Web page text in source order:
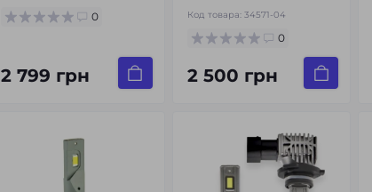
0
2 799 грн
Код товара: 34571-04
0
2 500 грн